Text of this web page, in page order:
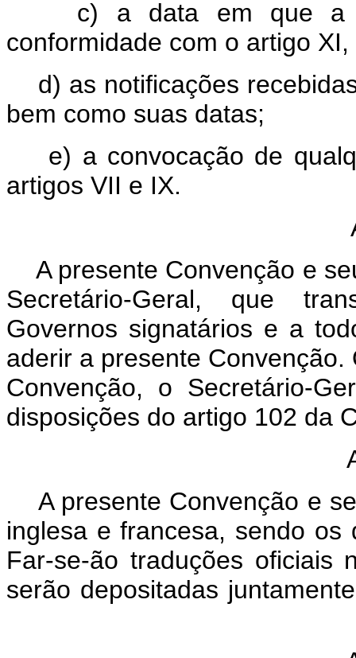
c) a data em que a
conformidade com o artigo XI,
d) as notificações
bem como suas datas;
e) a convocação de
artigos VII e IX.
A presente Convenção e
Secretário-Geral, que
Governos signatários e a
aderir a presente
Convenção, o Secretário-
disposições do artigo 102 da
A presente Convenção e
inglesa e francesa, sendo
Far-se-ão traduções oficiais
serão depositadas